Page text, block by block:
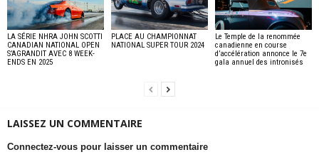
LA SÉRIE NHRA JOHN SCOTTI
CANADIAN NATIONAL OPEN
S’AGRANDIT AVEC 8 WEEK-
ENDS EN 2025
PLACE AU CHAMPIONNAT
NATIONAL SUPER TOUR 2024
Le Temple de la renommée
canadienne en course
d’accélération annonce le 7e
gala annuel des intronisés
LAISSEZ UN COMMENTAIRE
Connectez-vous pour laisser un commentaire